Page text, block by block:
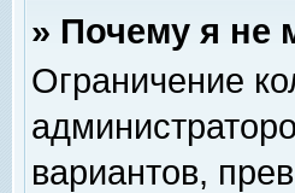
» Почему я не
Ограничение
вариантов,